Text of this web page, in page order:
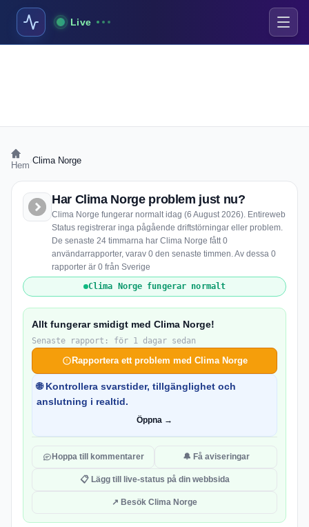
Live
Hem Clima Norge
Har Clima Norge problem just nu?
Clima Norge fungerar normalt idag (6 August 2026). Entireweb
Status registrerar inga pågående driftstörningar eller problem.
De senaste 24 timmarna har Clima Norge fått 0
användarrapporter, varav 0 den senaste timmen. Av dessa 0
rapporter är 0 från Sverige
Clima Norge fungerar normalt
Allt fungerar smidigt med Clima Norge!
Senaste rapport: för 1 dagar sedan
Rapportera ett problem med Clima Norge
🌐 Kontrollera svarstider, tillgänglighet och
anslutning i realtid.
Öppna →
Hoppa till kommentarer 🔔 Få aviseringar
📋 Lägg till live-status på din webbsida
↗ Besök Clima Norge